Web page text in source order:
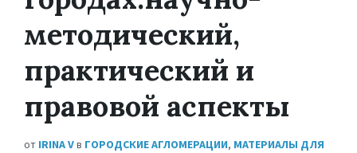
методический,
практический и
правовой аспекты
от IRINA Vв ГОРОДСКИЕ АГЛОМЕРАЦИИ, МАТЕРИАЛЫ ДЛЯ